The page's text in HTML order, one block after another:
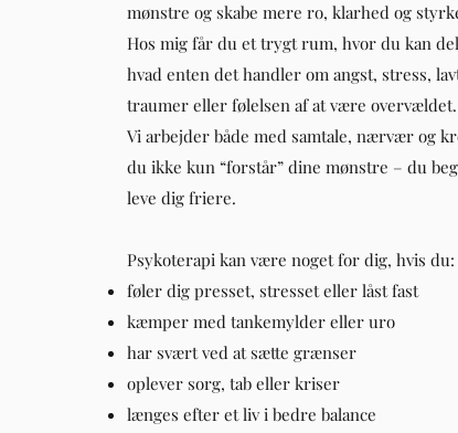
mønstre og skabe mere ro, klarhed og
Hos mig får du et trygt rum, hvor du kan
hvad enten det handler om angst, stress,
traumer eller følelsen af at være overvældet.
Vi arbejder både med samtale, nærvær og
du ikke kun “forstår” dine mønstre – du
leve dig friere.
Psykoterapi kan være noget for dig, hvis du:
føler dig presset, stresset eller låst fast
kæmper med tankemylder eller uro
har svært ved at sætte grænser
oplever sorg, tab eller kriser
længes efter et liv i bedre balance